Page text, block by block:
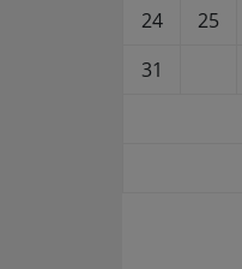
24
25
31